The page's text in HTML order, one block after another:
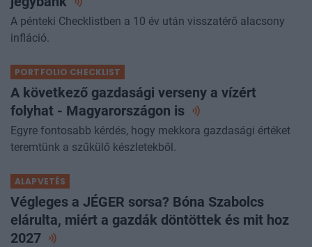
A pénteki Checklistben a 10 év után visszatérő alacsony
infláció.
PORTFOLIO CHECKLIST
A következő gazdasági verseny a vízért
folyhat - Magyarországon is
Egyre fontosabb kérdés, hogy mekkora gazdasági értéket
teremtünk a szűkülő készletekből.
ALAPVETÉS
Végleges a JÉGER sorsa? Bóna Szabolcs
elárulta, miért a gazdák döntöttek és mit hoz
2027